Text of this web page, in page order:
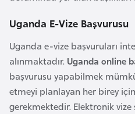
Uganda E-Vize Başvurusu
Uganda e-vize başvuruları
alınmaktadır. Uganda online
başvurusu yapabilmek
etmeyi planlayan her birey
gerekmektedir. Elektronik vize
n
g
a
d
e
ş